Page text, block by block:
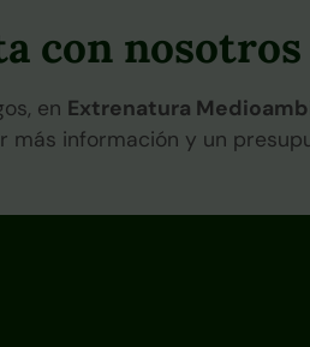
con
en Extrenatura
más información y un